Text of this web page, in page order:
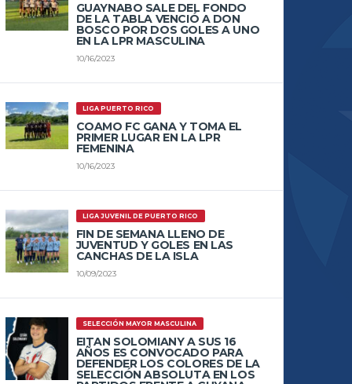
GUAYNABO SALE DEL FONDO
DE LA TABLA VENCIÓ A DON
BOSCO POR DOS GOLES A UNO
EN LA LPR MASCULINA
10/16/2023
LIGA PUERTO RICO
COAMO FC GANA Y TOMA EL
PRIMER LUGAR EN LA LPR
FEMENINA
10/16/2023
LIGA JUVENIL DE PUERTO RICO
FIN DE SEMANA LLENO DE
JUVENTUD Y GOLES EN LAS
CANCHAS DE LA ISLA
10/09/2023
SELECCIÓN MAYOR MASCULINA
EITAN SOLOMIANY A SUS 16
AÑOS ES CONVOCADO PARA
DEFENDER LOS COLORES DE LA
SELECCIÓN ABSOLUTA EN LOS